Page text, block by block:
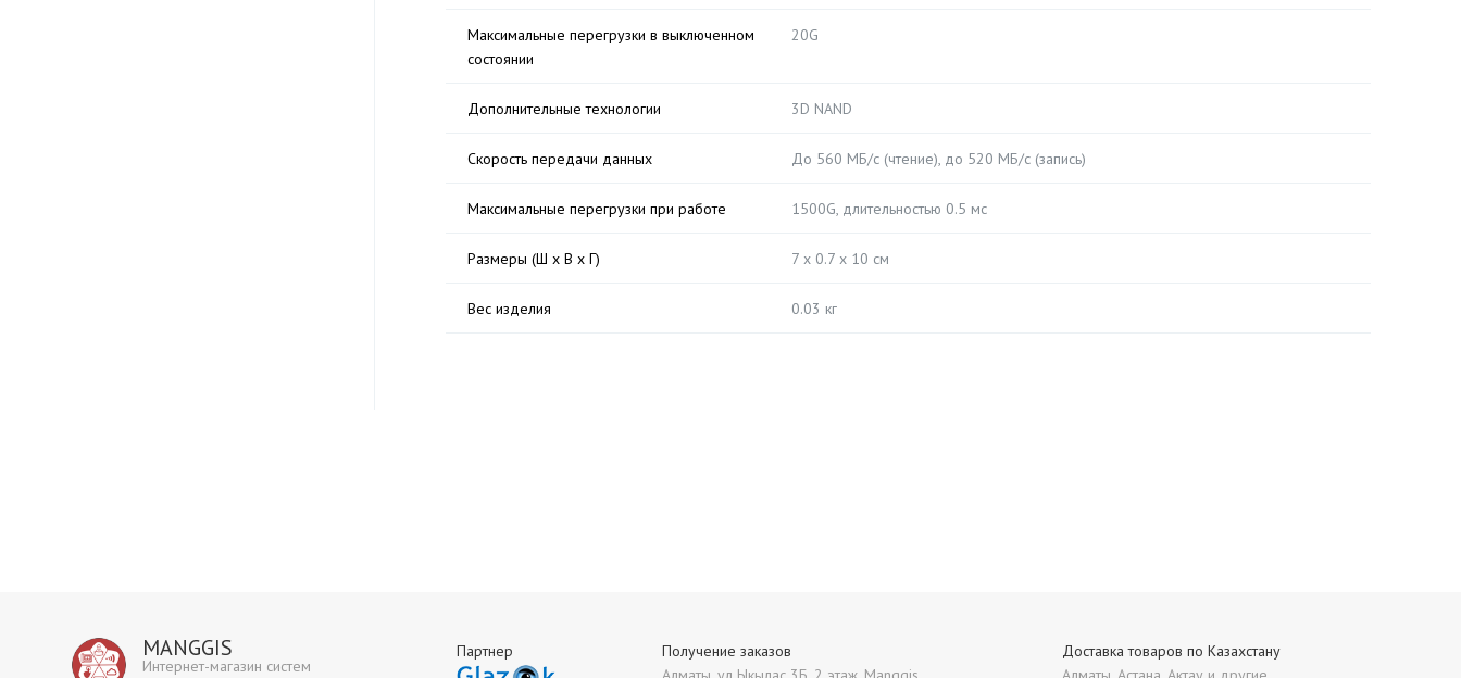
Максимальные перегрузки в выключенном
состоянии
20G
Дополнительные технологии 3D NAND
Скорость передачи данных До 560 МБ/с (чтение), до 520 МБ/с (запись)
Максимальные перегрузки при работе 1500G, длительностью 0.5 мс
Размеры (Ш х В х Г) 7 х 0.7 x 10 см
Вес изделия 0.03 кг
MANGGIS
Интернет-магазин систем
Партнер
Получение заказов
Доставка товаров по Казахстану